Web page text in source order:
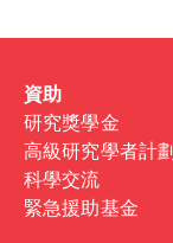
資助
研究獎學金
高級研究學者計劃
科學交流
緊急援助基金